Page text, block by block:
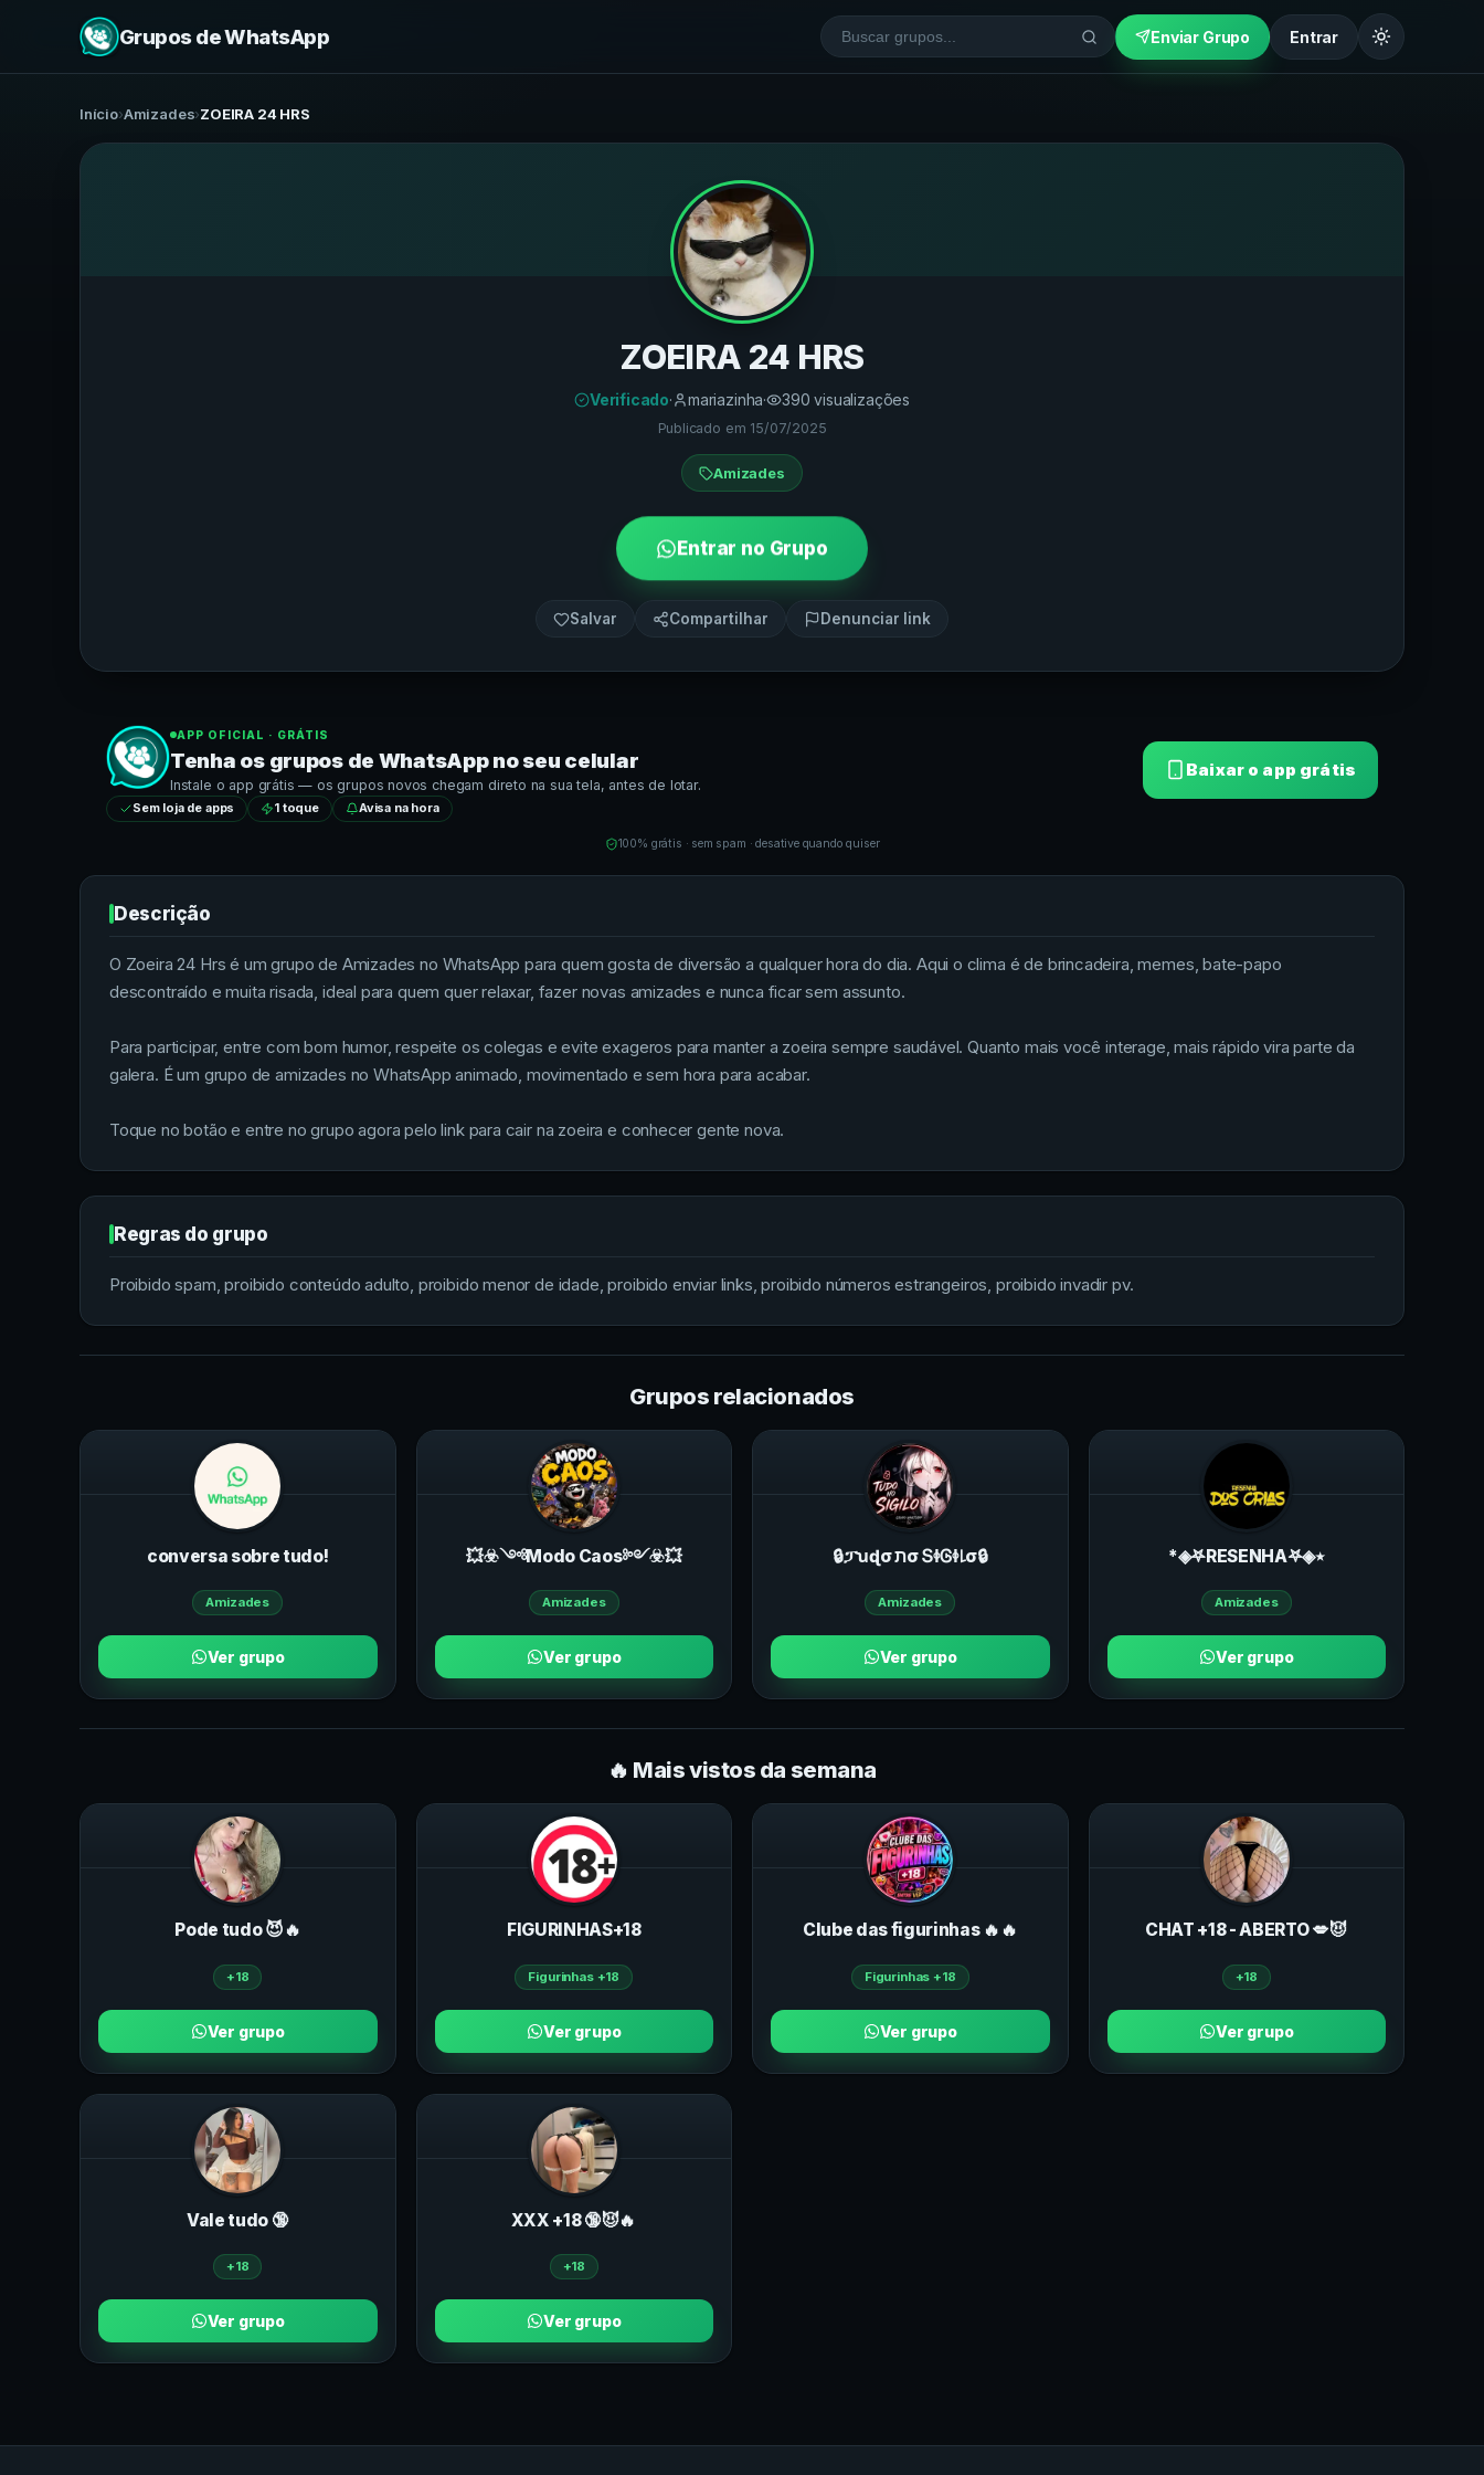
Grupos de WhatsApp Enviar Grupo Entrar
Início›Amizades›ZOEIRA 24 HRS
ZOEIRA 24 HRS
Verificado· mariazinha· 390 visualizações
Publicado em 15/07/2025
Amizades
Entrar no Grupo
Salvar Compartilhar Denunciar link
APP OFICIAL · GRÁTIS
Tenha os grupos de WhatsAppno seu celular
Instale o app grátis — os grupos novos chegam direto na sua tela, antes de lotar.
Sem loja de apps 1 toque Avisa na hora
Baixar o app grátis
100% grátis · sem spam · desative quando quiser
Descrição
O Zoeira 24 Hrs é um grupo de Amizades no WhatsApp para quem gosta de diversão a qualquer hora do dia. Aqui o clima é de brincadeira, memes, bate-papo
descontraído e muita risada, ideal para quem quer relaxar, fazer novas amizades e nunca ficar sem assunto.
Para participar, entre com bom humor, respeite os colegas e evite exageros para manter a zoeira sempre saudável. Quanto mais você interage, mais rápido vira parte da
galera. É um grupo de amizades no WhatsApp animado, movimentado e sem hora para acabar.
Toque no botão e entre no grupo agora pelo link para cair na zoeira e conhecer gente nova.
Regras do grupo
Proibido spam, proibido conteúdo adulto, proibido menor de idade, proibido enviar links, proibido números estrangeiros, proibido invadir pv.
Grupos relacionados
conversa sobre tudo!
Amizades
Ver grupo
💥☣️༺Modo Caos༻☣️💥
Amizades
Ver grupo
🔒ፓꭒɖσ תσ ՏꬹᎶꬹ꒒σ🔒
Amizades
Ver grupo
*◈𖤐RESENHA𖤐◈٭
Amizades
Ver grupo
🔥 Mais vistos da semana
Pode tudo 😈🔥
+18
Ver grupo
FIGURINHAS+18
Figurinhas +18
Ver grupo
Clube das figurinhas 🔥🔥
Figurinhas +18
Ver grupo
CHAT +18 - ABERTO 💋😈
+18
Ver grupo
Vale tudo 🔞
+18
Ver grupo
ХXХ +18 🔞😈🔥
+18
Ver grupo